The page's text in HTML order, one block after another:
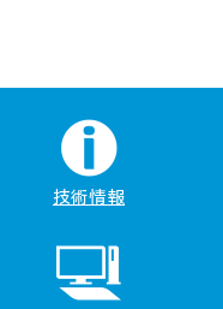
技術情報